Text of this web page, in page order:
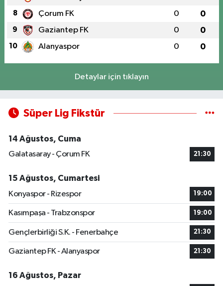
8 Çorum FK 0 0
9 Gaziantep FK 0 0
10 Alanyaspor 0 0
Detaylar için tıklayın
Süper Lig Fikstür
14 Ağustos, Cuma
Galatasaray - Çorum FK
21:30
15 Ağustos, Cumartesi
Konyaspor - Rizespor
19:00
Kasımpaşa - Trabzonspor 19:00
Gençlerbirliği S.K. - Fenerbahçe 21:30
Gaziantep FK - Alanyaspor 21:30
16 Ağustos, Pazar